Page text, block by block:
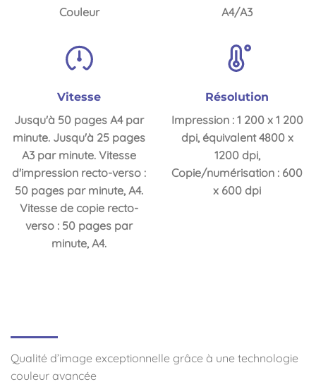
Couleur A4/A3
Vitesse
Jusqu'à 50 pages A4 par
minute. Jusqu'à 25 pages
A3 par minute. Vitesse
d'impression recto-verso :
50 pages par minute, A4.
Vitesse de copie recto-
verso : 50 pages par
minute, A4.
Résolution
Impression : 1 200 x 1 200
dpi, équivalent 4800 x
1200 dpi,
Copie/numérisation : 600
x 600 dpi
Qualité d’image exceptionnelle grâce à une technologie
couleur avancée